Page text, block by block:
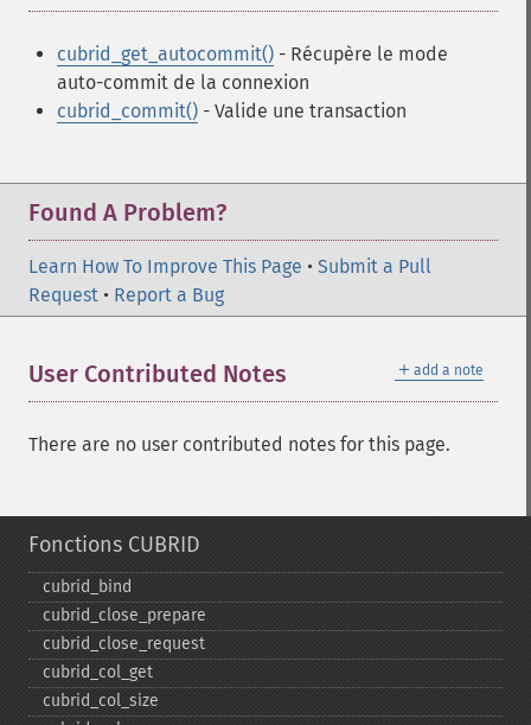
cubrid_get_autocommit() - Récupère le mode
auto-commit de la connexion
cubrid_commit() - Valide une transaction
Found A Problem?
Learn How To Improve This Page • Submit a Pull
Request • Report a Bug
＋ add a note
User Contributed Notes
There are no user contributed notes for this page.
Fonctions CUBRID
cubrid_​bind
cubrid_​close_​prepare
cubrid_​close_​request
cubrid_​col_​get
cubrid_​col_​size